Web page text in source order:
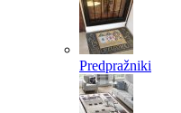
Predpražniki